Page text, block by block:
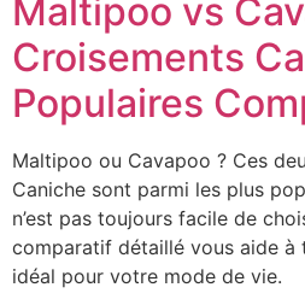
Maltipoo vs
Croisements
Populaires
Maltipoo ou Cavapoo ? Ces
Caniche sont parmi les plus
n’est pas toujours facile de
comparatif détaillé vous aide à
idéal pour votre mode de vie.